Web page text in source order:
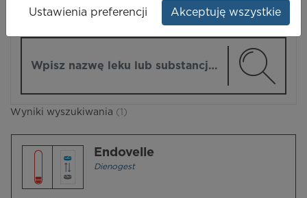
Wyniki wyszukiwania (1)
Endovelle
Dienogest
Ustawienia preferencji Akceptuję wszystkie